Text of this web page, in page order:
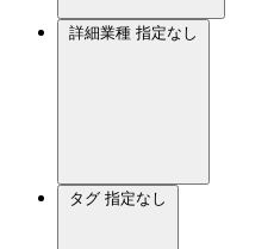
詳細業種 指定なし
タグ 指定なし